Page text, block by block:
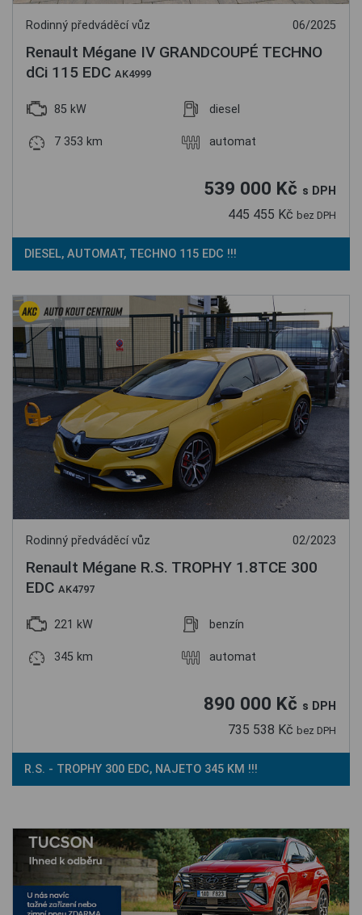
Rodinný předváděcí vůz 06/2025
Renault Mégane IV GRANDCOUPÉ TECHNO
dCi 115 EDC AK4999
85 kW diesel
7 353 km automat
539 000 Kč s DPH
445 455 Kč bez DPH
DIESEL, AUTOMAT, TECHNO 115 EDC !!!
Rodinný předváděcí vůz 02/2023
Renault Mégane R.S. TROPHY 1.8TCE 300
EDC AK4797
221 kW benzín
345 km automat
890 000 Kč s DPH
735 538 Kč bez DPH
R.S. - TROPHY 300 EDC, NAJETO 345 KM !!!